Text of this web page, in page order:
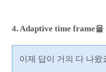
4. Adaptive time frame
이제 답이 거의 다 나왔